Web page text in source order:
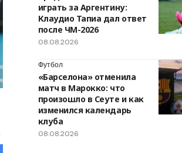
играть за Аргентину:
Клаудио Тапиа дал ответ
после ЧМ-2026
08.08.2026
Футбол
«Барселона» отменила
матч в Марокко: что
произошло в Сеуте и как
изменился календарь
клуба
08.08.2026